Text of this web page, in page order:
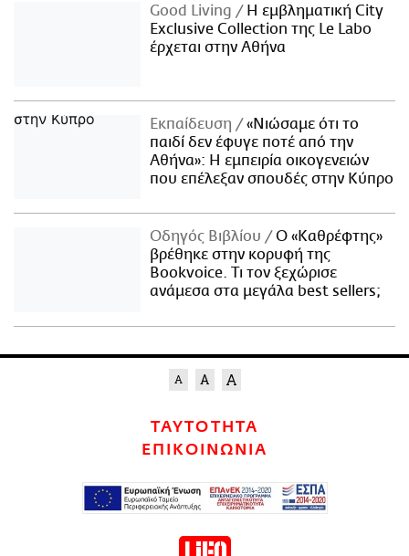
Good Living
Η εμβληματική City
Exclusive Collection της Le Labo
έρχεται στην Αθήνα
Εκπαίδευση
«Νιώσαμε ότι το
παιδί δεν έφυγε ποτέ από την
Αθήνα»: Η εμπειρία οικογενειών
που επέλεξαν σπουδές στην Κύπρο
Οδηγός Βιβλίου
Ο «Καθρέφτης»
βρέθηκε στην κορυφή της
Bookvoice. Τι τον ξεχώρισε
ανάμεσα στα μεγάλα best sellers;
ΤΑΥΤΟΤΗΤΑ
ΕΠΙΚΟΙΝΩΝΙΑ